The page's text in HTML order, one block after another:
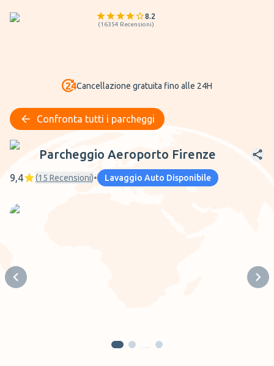
8.2
(16354 Recensioni)
Cancellazione gratuita fino alle 24H
Confronta tutti i parcheggi
Parcheggio Aeroporto Firenze
Parcheggio Aeroporto Firenze
9,4 (15 Recensioni)• Lavaggio Auto Disponibile
Previous slide
…